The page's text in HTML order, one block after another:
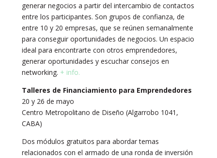
generar negocios a partir del intercambio de contactos
entre los participantes. Son grupos de confianza, de
entre 10 y 20 empresas, que se reúnen semanalmente
para conseguir oportunidades de negocios. Un espacio
ideal para encontrarte con otros emprendedores,
generar oportunidades y escuchar consejos en
networking. + info.
Talleres de Financiamiento para Emprendedores
20 y 26 de mayo
Centro Metropolitano de Diseño (Algarrobo 1041,
CABA)
Dos módulos gratuitos para abordar temas
relacionados con el armado de una ronda de inversión